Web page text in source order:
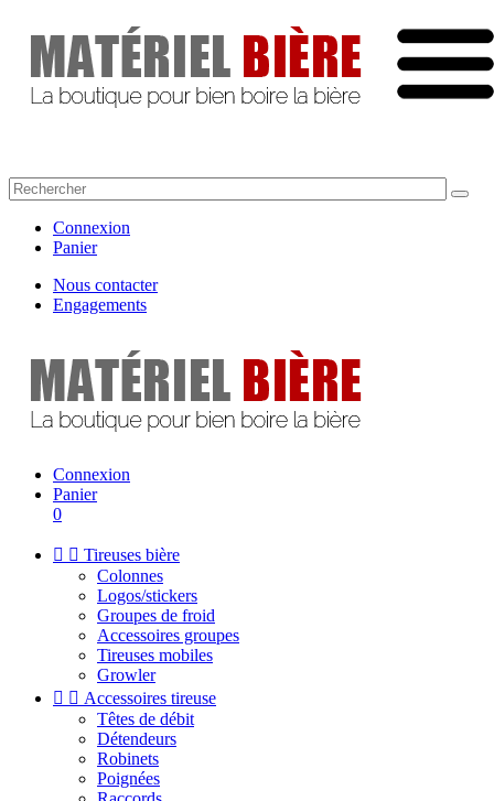
Connexion
Panier
Nous contacter
Engagements
Connexion
Panier
0
  Tireuses bière
Colonnes
Logos/stickers
Groupes de froid
Accessoires groupes
Tireuses mobiles
Growler
  Accessoires tireuse
Têtes de débit
Détendeurs
Robinets
Poignées